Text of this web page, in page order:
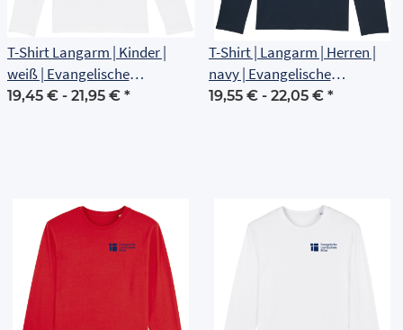
T-Shirt Langarm | Kinder |
weiß | Evangelische
Grundschule Erfurt
19,45 € - 21,95 € *
T-Shirt | Langarm | Herren |
navy | Evangelische
Grundschule Erfurt
19,55 € - 22,05 € *